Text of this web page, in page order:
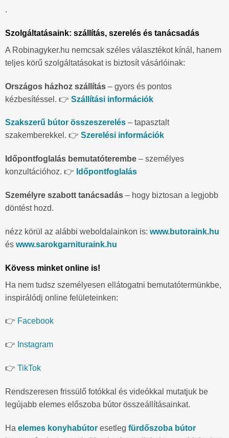
.
Szolgáltatásaink: szállítás, szerelés és tanácsadás
A Robinagyker.hu nemcsak széles választékot kínál, hanem
teljes körű szolgáltatásokat is biztosít vásárlóinak:
Országos házhoz szállítás – gyors és pontos
kézbesítéssel. 👉 Szállítási információk
Szakszerű bútor összeszerelés – tapasztalt
szakemberekkel. 👉 Szerelési információk
Időpontfoglalás bemutatóterembe – személyes
konzultációhoz. 👉 Időpontfoglalás
Személyre szabott tanácsadás – hogy biztosan a legjobb
döntést hozd.
nézz körül az alábbi weboldalainkon is: www.butoraink.hu
és www.sarokgarnituraink.hu
Kövess minket online is!
Ha nem tudsz személyesen ellátogatni bemutatótermünkbe,
inspirálódj online felületeinken:
👉 Facebook
👉 Instagram
👉 TikTok
Rendszeresen frissülő fotókkal és videókkal mutatjuk be
legújabb elemes előszoba bútor összeállításainkat.
Ha elemes konyhabútor esetleg fürdőszoba bútor